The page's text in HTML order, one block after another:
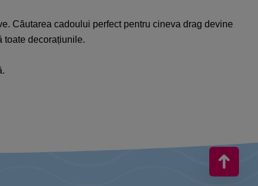
Căutarea cadoului perfect pentru cineva drag devine
toate decorațiunile.